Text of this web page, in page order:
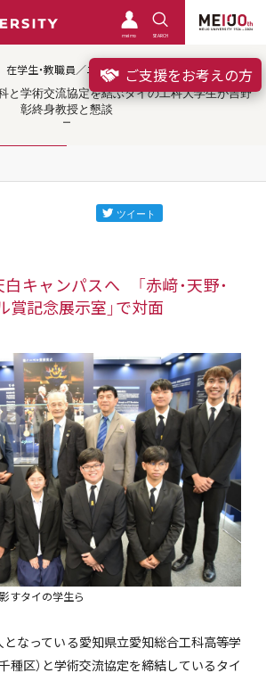
meimo SEARCH
ご支援をお考えの方
在学生・教職員／ニュース
と学術交流協定を結ぶタイの工科大学生が吉野
彰終身教授と懇談
キャンパスへ 「赤﨑・天野・
賞記念展示室」で対面
すタイの学生ら
なっている愛知県立愛知総合工科高等学
種区）と学術交流協定を締結しているタイ